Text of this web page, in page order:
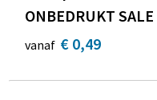
ONBEDRUKT SALE
vanaf € 0,49